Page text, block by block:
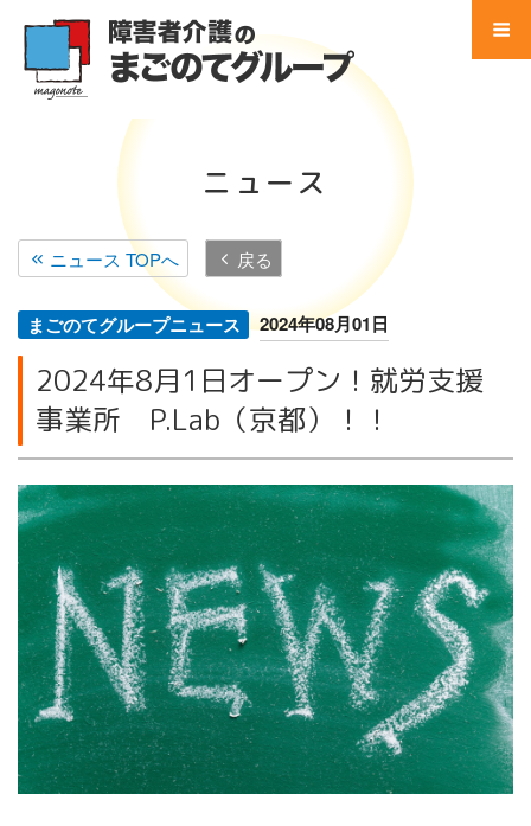
サービス別 一覧
地域別 一覧
会社別 一覧
会社案内
法人概要
個人情報保護方針
まごのてグループ沿革
プライバシーポリシー
介護サービス
訪問介護
ニュース
ニュース TOPへ 戻る
まごのてグループニュース 2024年08月01日
2024年8月1日オープン！就労支援
事業所 P.Lab（京都）！！